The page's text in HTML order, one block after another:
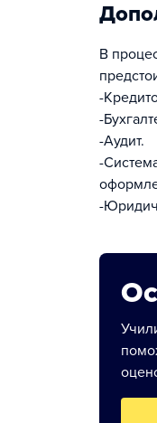
В
-
-
-Аудит.
-
-